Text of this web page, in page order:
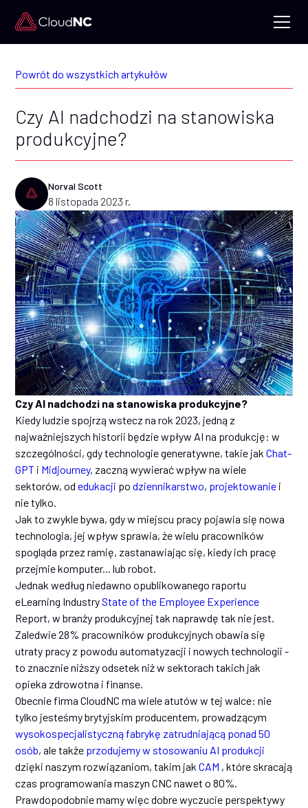
Powrót do wszystkich artykułów
Czy AI nadchodzi na stanowiska
produkcyjne?
Norval Scott
8 listopada 2023 r.
Czy AI nadchodzi na stanowiska produkcyjne?
Kiedy ludzie spojrzą wstecz na rok 2023, jedną z
najważniejszych historii będzie wpływ AI na produkcję: w
szczególności, gdy technologie generatywne, takie jakChat-
GPT i Midjourney, zaczną wywierać wpływ na wiele
sektorów, odedukacji podziennikarstwo, projektowanie i
nie tylko.
Jak to zwykle bywa, gdy w miejscu pracy pojawia się nowa
technologia, jej wpływ sprawia, że wielu pracowników
spogląda przez ramię, zastanawiając się, kiedy ich pracę
przejmie komputer... lub robot.
Jednak według niedawno opublikowanego raportu
eLearning IndustryState of the Employee Experience
Report, w branży produkcyjnej tak naprawdę tak nie jest.
Zaledwie 28% pracowników produkcyjnych obawia się
utraty pracy z powodu automatyzacji i nowych technologii -
to znacznie niższy odsetek niż w sektorach takich jak
opieka zdrowotna i finanse.
Obecnie firma CloudNC ma wiele atutów w tej walce: nie
tylko jesteśmy brytyjskim producentem, prowadzącym
wysokospecjalistyczną fabrykę zatrudniającą ponad 50
osób, ale także przodujemy w stosowaniu AI produkcji
dzięki naszym rozwiązaniom, takim jakCAM , które skracają
czas programowania maszyn CNC nawet o 80%.
Prawdopodobnie mamy więc dobre wyczucie perspektywy